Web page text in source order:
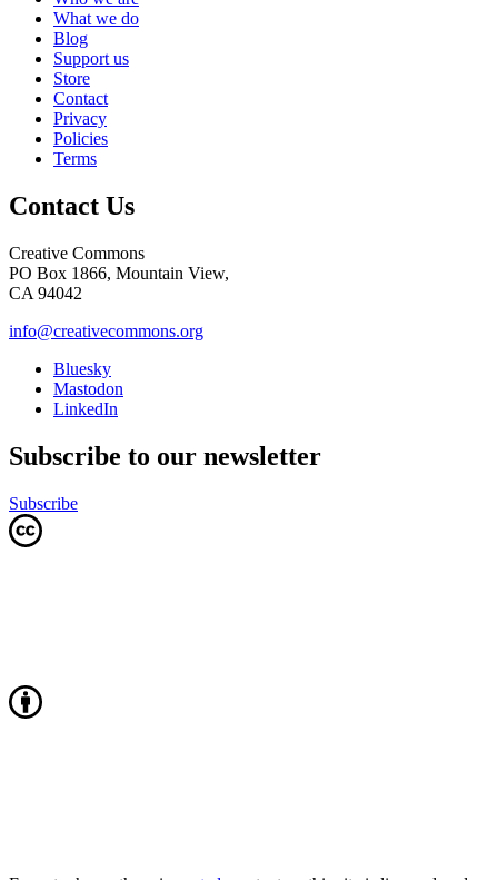
What we do
Blog
Support us
Store
Contact
Privacy
Policies
Terms
Contact Us
Creative Commons
PO Box 1866, Mountain View,
CA 94042
info@creativecommons.org
Bluesky
Mastodon
LinkedIn
Subscribe to our newsletter
Subscribe